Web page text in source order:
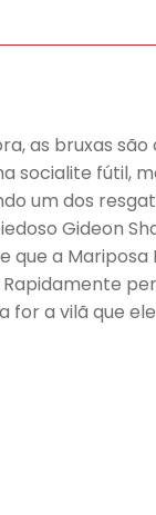
as bruxas
socialite fútil,
um dos
Gideon
a Mariposa
for a vilã que